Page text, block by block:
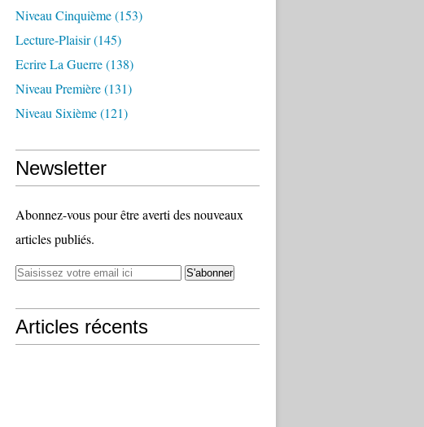
Niveau Cinquième(153)
Lecture-Plaisir(145)
Ecrire La Guerre(138)
Niveau Première(131)
Niveau Sixième(121)
Newsletter
Abonnez-vous pour être averti des nouveaux
articles publiés.
Articles récents